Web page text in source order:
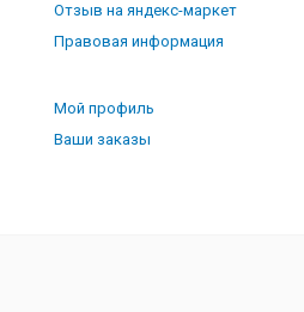
Отзыв на яндекс-маркет
Правовая информация
Мой профиль
Ваши заказы